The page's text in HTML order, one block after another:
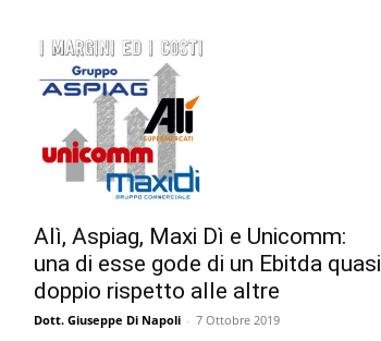
Alì, Aspiag, Maxi Dì e Unicomm:
una di esse gode di un Ebitda quasi
doppio rispetto alle altre
Dott. Giuseppe Di Napoli - 7 Ottobre 2019